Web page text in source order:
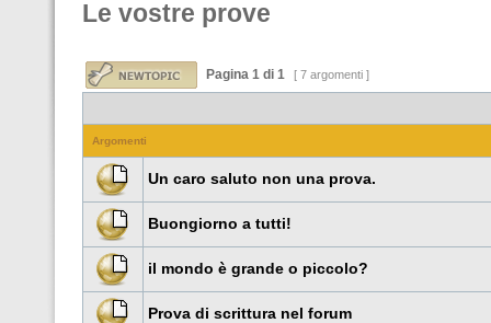
Le vostre prove
Pagina 1 di 1 [ 7 argomenti ]
Argomenti
Un caro saluto non una prova.
Buongiorno a tutti!
il mondo è grande o piccolo?
Prova di scrittura nel forum